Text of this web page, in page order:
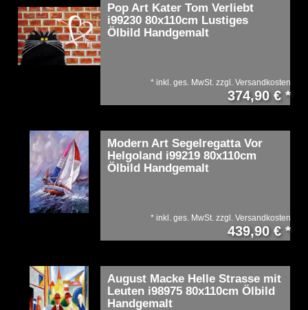
Pop Art Kater Tom Verliebt
i99230 80x110cm Lustiges
Ölbild Handgemalt
374,90 € *
* inkl. ges. MwSt. zzgl. Versandkosten
Modern Art Segelregatta Vor
Helgoland i99219 80x110cm
Ölbild Handgemalt
439,90 € *
* inkl. ges. MwSt. zzgl. Versandkosten
August Macke Helle Strasse mit
Leuten i98975 80x110cm Ölbild
Handgemalt